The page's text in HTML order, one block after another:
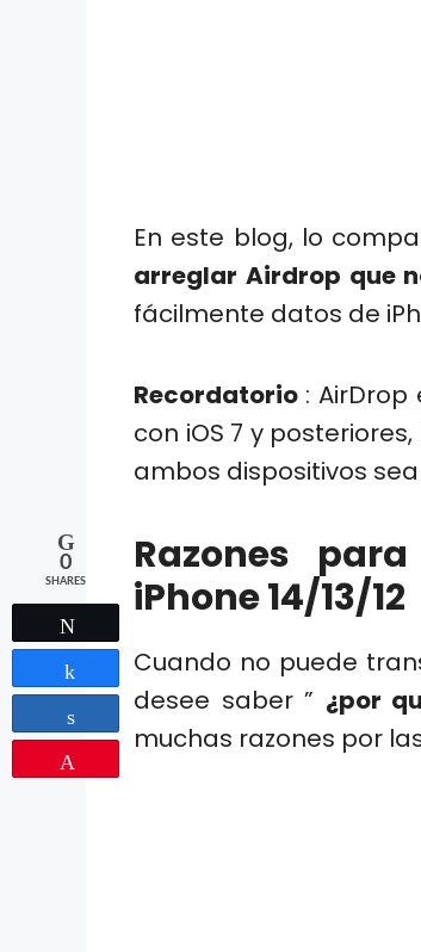
En este blog, lo
arreglar Airdrop que
fácilmente datos de
Recordatorio :
con iOS 7 y
ambos dispositivos
Razones
iPhone 14/13/12
Cuando no puede
desee saber ” ¿por
muchas razones por
0
SHARES